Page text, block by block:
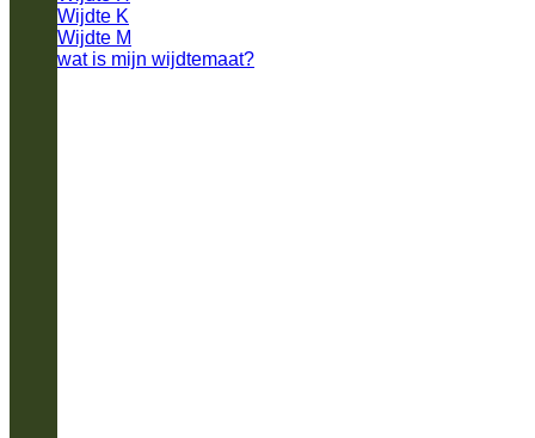
Wijdte K
Wijdte M
wat is mijn wijdtemaat?